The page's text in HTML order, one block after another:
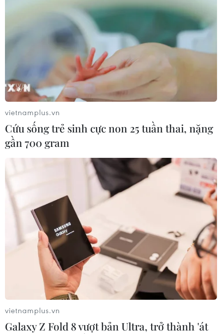
vietnamplus.vn
Cứu sống trẻ sinh cực non 25 tuần thai, nặng
gần 700 gram
vietnamplus.vn
Galaxy Z Fold 8 vượt bản Ultra, trở thành 'át